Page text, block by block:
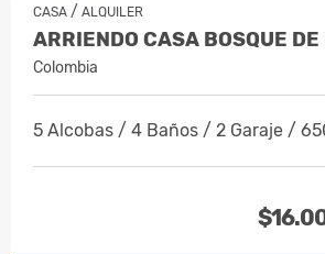
CASA / ALQUILER
ARRIENDO CASA BOSQUE
Colombia
5 Alcobas / 4 Baños / 2 Garaje /